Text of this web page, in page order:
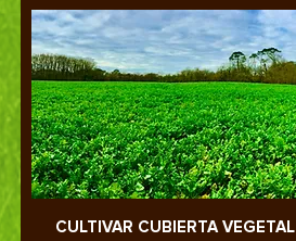
CULTIVAR CUBIERTA VEGETAL